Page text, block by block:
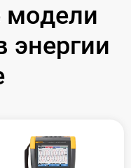
модели
энергии